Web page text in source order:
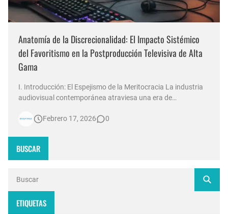
Anatomía de la Discrecionalidad: El Impacto Sistémico
del Favoritismo en la Postproducción Televisiva de Alta
Gama
I. Introducción: El Espejismo de la Meritocracia La industria
audiovisual contemporánea atraviesa una era de
noticias en Argentina invierten millones de dólares en
Febrero 17, 2026 0
BUSCAR
ETIQUETAS